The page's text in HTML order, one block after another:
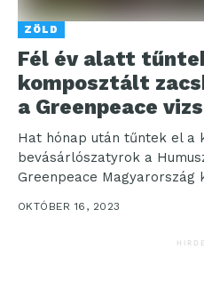
ZÖLD
Fél év alatt
komposztált
a Greenpeace
Hat hónap után tűntek el a
bevásárlószatyrok a
Greenpeace
Ebben azt vizsgálták, hogy
OKTÓBER 16, 2023